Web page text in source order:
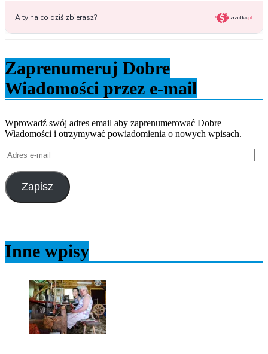
Zaprenumeruj Dobre
Wiadomości przez e-mail
Wprowadź swój adres email aby zaprenumerować Dobre
Wiadomości i otrzymywać powiadomienia o nowych wpisach.
Adres
e-
mail
Zapisz
Inne wpisy